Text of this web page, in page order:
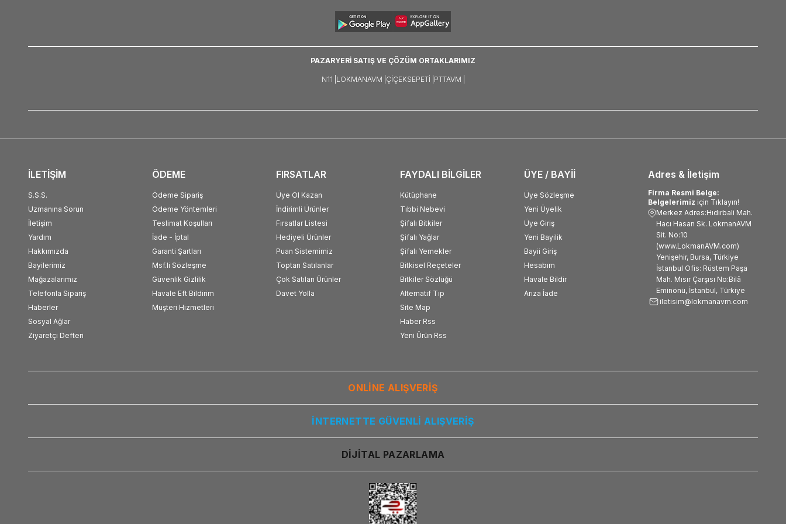
PAZARYERİ SATIŞ VE ÇÖZÜM ORTAKLARIMIZ
N11 | LOKMANAVM | ÇIÇEKSEPETI | PTTAVM |
Adres & İletişim
Firma Resmi Belge:
Belgelerimiz için Tıklayın!
Merkez Adres:Hıdırbali Mah.
Hacı Hasan Sk. LokmanAVM
Sit. No:10
(www.LokmanAVM.com)
Yenişehir, Bursa, Türkiye
İstanbul Ofis: Rüstem Paşa
Mah. Mısır Çarşısı No:Bilâ
Eminönü, İstanbul, Türkiye
iletisim@lokmanavm.com
İLETİŞİM
S.S.S.
Uzmanına Sorun
İletişim
Yardım
Hakkımızda
Bayilerimiz
Mağazalarımız
Telefonla Sipariş
Haberler
Sosyal Ağlar
Ziyaretçi Defteri
ÖDEME
Ödeme Sipariş
Ödeme Yöntemleri
Teslimat Koşulları
İade - İptal
Garanti Şartları
Msf.li Sözleşme
Güvenlik Gizlilik
Havale Eft Bildirim
Müşteri Hizmetleri
FIRSATLAR
Üye Ol Kazan
İndirimli Ürünler
Fırsatlar Listesi
Hediyeli Ürünler
Puan Sistemimiz
Toptan Satılanlar
Çok Satılan Ürünler
Davet Yolla
FAYDALI BİLGİLER
Kütüphane
Tıbbi Nebevi
Şifalı Bitkiler
Şifalı Yağlar
Şifalı Yemekler
Bitkisel Reçeteler
Bitkiler Sözlüğü
Alternatif Tıp
Site Map
Haber Rss
Yeni Ürün Rss
ÜYE / BAYİİ
Üye Sözleşme
Yeni Üyelik
Üye Giriş
Yeni Bayilik
Bayii Giriş
Hesabım
Havale Bildir
Arıza İade
ONLİNE ALIŞVERİŞ
İNTERNETTE GÜVENLİ ALIŞVERİŞ
DİJİTAL PAZARLAMA